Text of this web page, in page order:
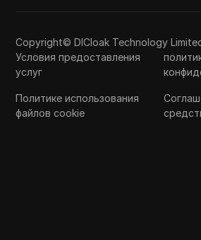
Copyright© DICloak Technology
Условия предоставления
услуг
Политике использования
файлов cookie